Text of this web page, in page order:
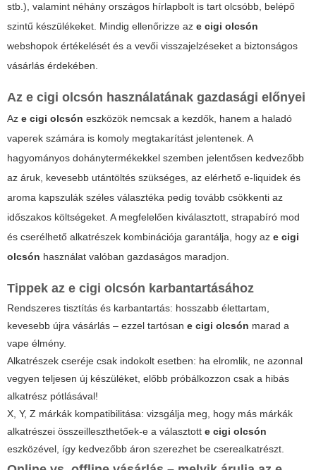
stb.), valamint néhány országos hírlapbolt is tart olcsóbb, belépő
szintű készülékeket. Mindig ellenőrizze az e cigi olcsón
webshopok értékelését és a vevői visszajelzéseket a biztonságos
vásárlás érdekében.
Az e cigi olcsón használatának gazdasági előnyei
Az e cigi olcsón eszközök nemcsak a kezdők, hanem a haladó
vaperek számára is komoly megtakarítást jelentenek. A
hagyományos dohánytermékekkel szemben jelentősen kedvezőbb
az áruk, kevesebb utántöltés szükséges, az elérhető e-liquidek és
aroma kapszulák széles választéka pedig tovább csökkenti az
időszakos költségeket. A megfelelően kiválasztott, strapabíró mod
és cserélhető alkatrészek kombinációja garantálja, hogy az e cigi
olcsón használat valóban gazdaságos maradjon.
Tippek az e cigi olcsón karbantartásához
Rendszeres tisztítás és karbantartás: hosszabb élettartam,
kevesebb újra vásárlás – ezzel tartósan e cigi olcsón marad a
vape élmény.
Alkatrészek cseréje csak indokolt esetben: ha elromlik, ne azonnal
vegyen teljesen új készüléket, előbb próbálkozzon csak a hibás
alkatrész pótlásával!
X, Y, Z márkák kompatibilitása: vizsgálja meg, hogy más márkák
alkatrészei összeilleszthetőek-e a választott e cigi olcsón
eszközével, így kedvezőbb áron szerezhet be cserealkatrészt.